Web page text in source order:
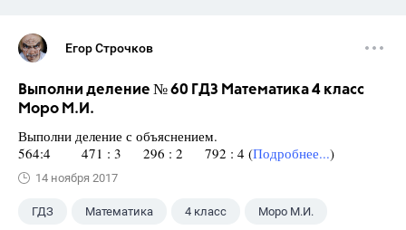
Егор Строчков
Выполни деление № 60 ГДЗ Математика 4 класс
Моро М.И.
Выполни деление с объяснением.
564:4 471 : 3 296 : 2 792 : 4 (Подробнее...)
14 ноября 2017
ГДЗ Математика 4 класс Моро М.И.